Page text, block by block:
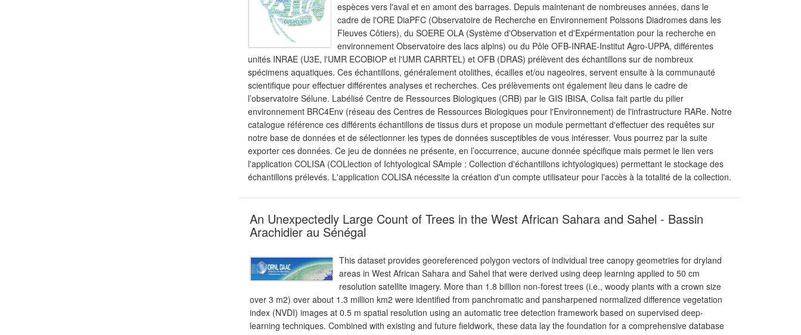
espèces vers l'aval et en amont des barrages. Depuis maintenant de nombreuses années, dans le
cadre de l'ORE DiaPFC (Observatoire de Recherche en Environnement Poissons Diadromes dans les
Fleuves Côtiers), du SOERE OLA (Système d'Observation et d'Expérmentation pour la recherche en
environnement Observatoire des lacs alpins) ou du Pôle OFB-INRAE-Institut Agro-UPPA, différentes
unités INRAE (U3E, l'UMR ECOBIOP et l'UMR CARRTEL) et OFB (DRAS) prélèvent des échantillons sur de nombreux
spécimens aquatiques. Ces échantillons, généralement otolithes, écailles et/ou nageoires, servent ensuite à la communauté
scientifique pour effectuer différentes analyses et recherches. Ces prélèvements ont également lieu dans le cadre de
l’observatoire Sélune. Labélisé Centre de Ressources Biologiques (CRB) par le GIS IBISA, Colisa fait partie du pilier
environnement BRC4Env (réseau des Centres de Ressources Biologiques pour l'Environnement) de l'infrastructure RARe. Notre
catalogue référence ces différents échantillons de tissus durs et propose un module permettant d'effectuer des requêtes sur
notre base de données et de sélectionner les types de données susceptibles de vous intéresser. Vous pourrez par la suite
exporter ces données. Ce jeu de données ne présente, en l’occurrence, aucune donnée spécifique mais permet le lien vers
l'application COLISA (COLlection of Ichtyological SAmple : Collection d'échantillons ichtyologiques) permettant le stockage des
échantillons prélevés. L'application COLISA nécessite la création d'un compte utilisateur pour l'accès à la totalité de la collection.
An Unexpectedly Large Count of Trees in the West African Sahara and Sahel - Bassin
Arachidier au Sénégal
This dataset provides georeferenced polygon vectors of individual tree canopy geometries for dryland
areas in West African Sahara and Sahel that were derived using deep learning applied to 50 cm
resolution satellite imagery. More than 1.8 billion non-forest trees (i.e., woody plants with a crown size
over 3 m2) over about 1.3 million km2 were identified from panchromatic and pansharpened normalized difference vegetation
index (NVDI) images at 0.5 m spatial resolution using an automatic tree detection framework based on supervised deep-
learning techniques. Combined with existing and future fieldwork, these data lay the foundation for a comprehensive database